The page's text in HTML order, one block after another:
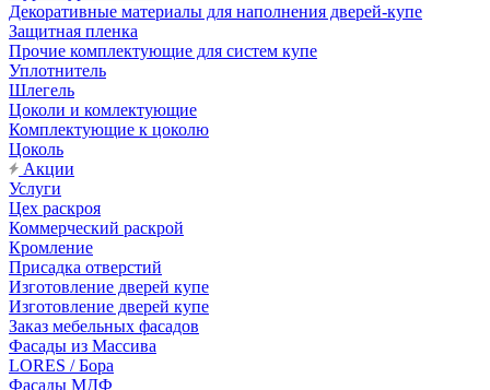
Декоративные материалы для наполнения дверей-купе
Защитная пленка
Прочие комплектующие для систем купе
Уплотнитель
Шлегель
Цоколи и комлектующие
Комплектующие к цоколю
Цоколь
Акции
Услуги
Цех раскроя
Коммерческий раскрой
Кромление
Присадка отверстий
Изготовление дверей купе
Изготовление дверей купе
Заказ мебельных фасадов
Фасады из Массива
LORES / Бора
Фасады МДФ